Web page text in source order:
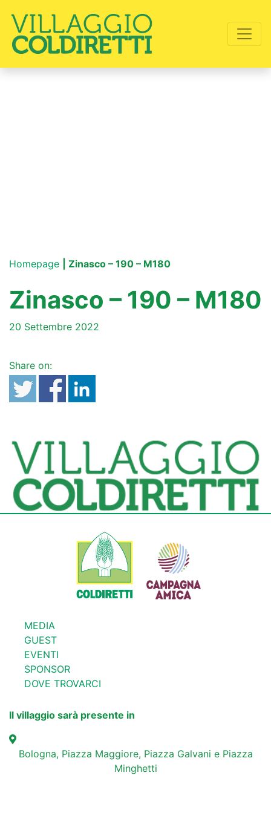
Homepage | Zinasco – 190 – M180
Zinasco – 190 – M180
20 Settembre 2022
Share on:
MEDIA
GUEST
EVENTI
SPONSOR
DOVE TROVARCI
Il villaggio sarà presente in
Bologna, Piazza Maggiore, Piazza Galvani e Piazza
Minghetti